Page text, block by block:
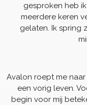
gesproken heb
meerdere keren
gelaten. Ik spring
Avalon roept me
een vorig leven.
begin voor mij